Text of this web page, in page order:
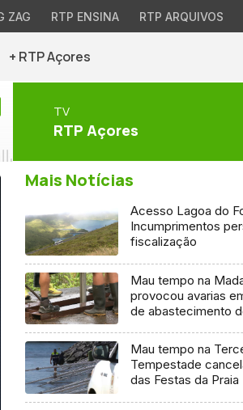
ZAG RTP ENSINA RTP ARQUIVOS
+ RTP Açores
TV
RTP Açores
Mais Notícias
Acesso Lagoa do
Incumprimentos
fiscalização
Mau tempo na
provocou avarias
de abastecimento
Mau tempo na
Tempestade
das Festas da Praia